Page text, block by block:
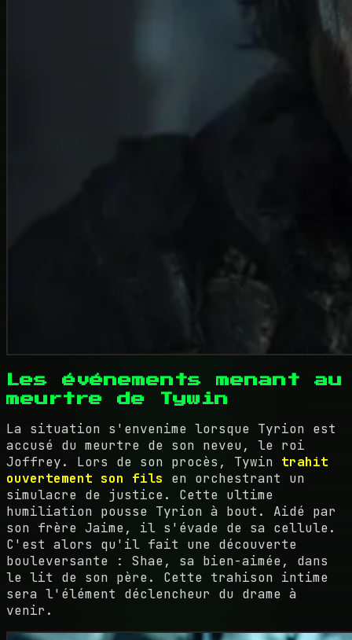
Les événements menant au
meurtre de Tywin
La situation s'envenime lorsque Tyrion est
accusé du meurtre de son neveu, le roi
Joffrey. Lors de son procès, Tywin trahit
ouvertement son fils en orchestrant un
simulacre de justice. Cette ultime
humiliation pousse Tyrion à bout. Aidé par
son frère Jaime, il s'évade de sa cellule.
C'est alors qu'il fait une découverte
bouleversante : Shae, sa bien-aimée, dans
le lit de son père. Cette trahison intime
sera l'élément déclencheur du drame à
venir.